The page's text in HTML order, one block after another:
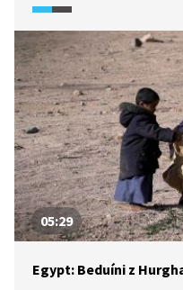
05:29
Egypt: Beduíni z